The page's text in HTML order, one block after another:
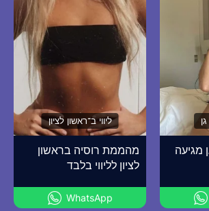
ליווי ב־ראשון לציון
מהממת רוסיה בראשון
לציון לליווי בלבד
WhatsApp